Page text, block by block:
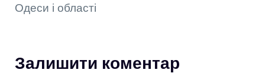
Одеси і області
Залишити коментар